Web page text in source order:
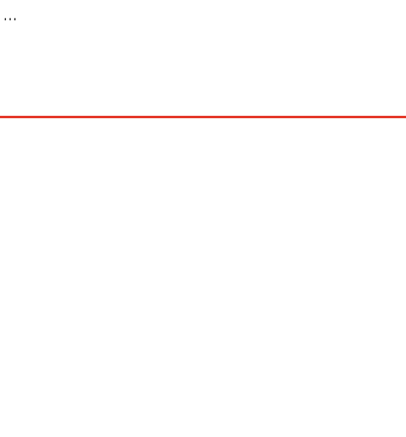
Stage Vétérans 13 Avril 2019 St Malo